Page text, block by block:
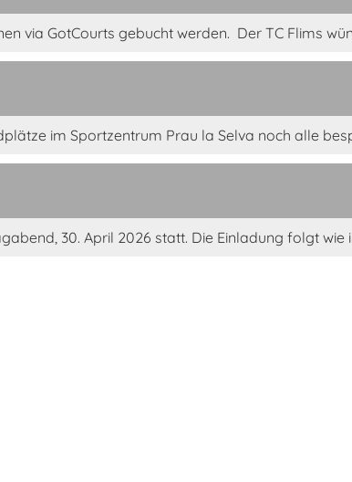
via GotCourts gebucht werden. Der TC Flims
im Sportzentrum Prau la Selva noch alle
30. April 2026 statt. Die Einladung folgt wie